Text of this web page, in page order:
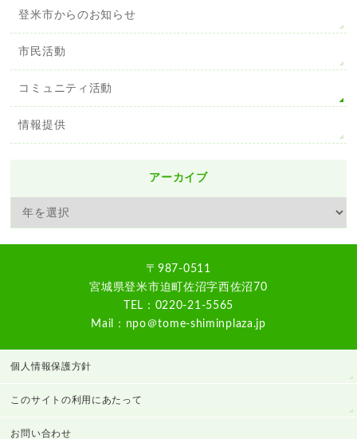
登米市からのお知らせ
市民活動
コミュニティ活動
情報提供
アーカイブ
〒987-0511
宮城県登米市迫町佐沼字西佐沼70
TEL：0220-21-5565
Mail：npo＠tome-shiminplaza.jp
個人情報保護方針
このサイトの利用にあたって
お問い合わせ